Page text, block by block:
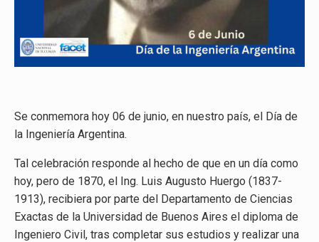
Se conmemora hoy 06 de junio, en nuestro país, el Día de
la Ingeniería Argentina.
Tal celebración responde al hecho de que en un día como
hoy, pero de 1870, el Ing. Luis Augusto Huergo (1837-
1913), recibiera por parte del Departamento de Ciencias
Exactas de la Universidad de Buenos Aires el diploma de
Ingeniero Civil, tras completar sus estudios y realizar una